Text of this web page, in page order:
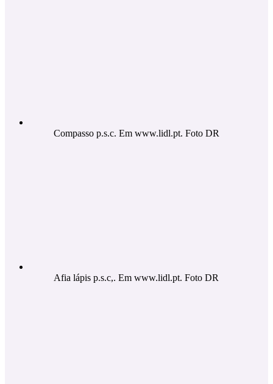
Compasso p.s.c. Em www.lidl.pt. Foto DR
Afia lápis p.s.c,. Em www.lidl.pt. Foto DR